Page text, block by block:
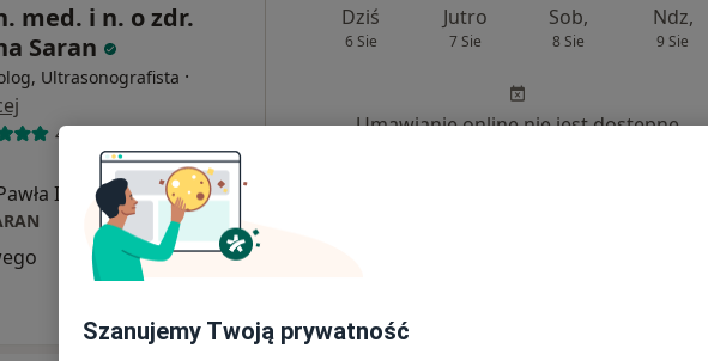
med. i n. o zdr.
Saran
Ultrasonografista ·
437 opinii
II 13/1, Libiąż•Mapa
200 zł
Dziś
6 Sie
Jutro
7 Sie
Sob,
8 Sie
Ndz,
9 Sie
Umawianie online nie jest dostępne
Szanujemy Twoją prywatność